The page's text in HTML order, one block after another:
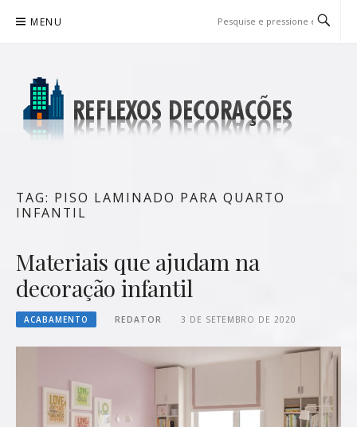
para
MENU
TAG: PISO LAMINADO PARA QUARTO
INFANTIL
Materiais que ajudam na
decoração infantil
ACABAMENTO REDATOR 3 DE SETEMBRO DE 2020